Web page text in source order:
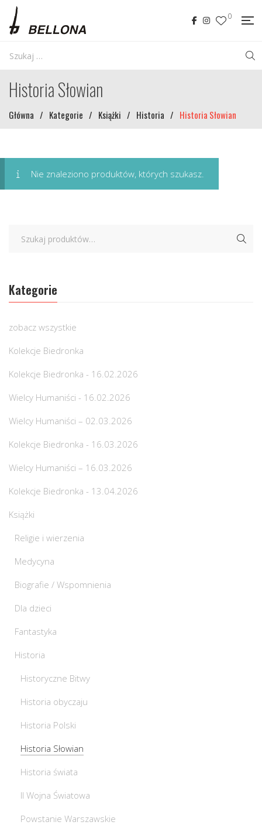
0
Historia Słowian
Główna / Kategorie / Książki / Historia / Historia Słowian
Nie znaleziono produktów, których szukasz.
Kategorie
zobacz wszystkie
Kolekcje Biedronka
Kolekcje Biedronka - 16.02.2026
Wielcy Humaniści - 16.02.2026
Wielcy Humaniści – 02.03.2026
Kolekcje Biedronka - 16.03.2026
Wielcy Humaniści – 16.03.2026
Kolekcje Biedronka - 13.04.2026
Książki
Religie i wierzenia
Medycyna
Biografie / Wspomnienia
Dla dzieci
Fantastyka
Historia
Historyczne Bitwy
Historia obyczaju
Historia Polski
Historia Słowian
Historia świata
II Wojna Światowa
Powstanie Warszawskie